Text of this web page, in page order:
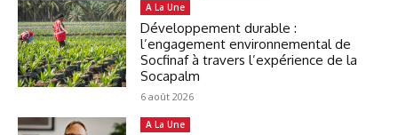
A La Une
Développement durable :
l’engagement environnemental de
Socfinaf à travers l’expérience de la
Socapalm
6 août 2026
A La Une